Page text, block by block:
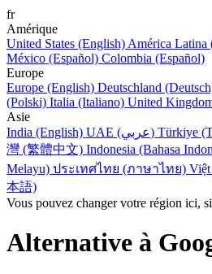
fr
Amérique
United States (English) América Latina
México (Español) Colombia (Español)
Europe
Europe (English) Deutschland
(Polski) Italia (Italiano) United
Asie
India (English)
UAE (عربي) Türkiye
灣 (繁體中文) Indonesia (Bahasa
Melayu) ประเทศไทย (ภาษาไทย)
本語)
Vous pouvez changer votre région ici,
Alternative à